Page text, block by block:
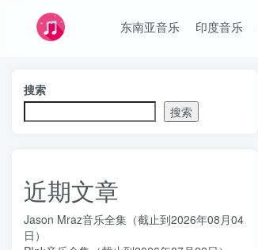
东南亚音乐 印度音乐
搜索
搜索
近期文章
Jason Mraz音乐全集（截止到2026年08月04
日）